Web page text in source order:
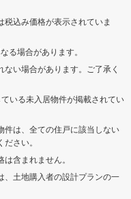
込み価格が表示されていま
る場合があります。
い場合があります。ご了承く
いる未入居物件が掲載されてい
件は、全ての住戸に該当しない
さい。
含まれません。
、土地購入者の設計プランの一